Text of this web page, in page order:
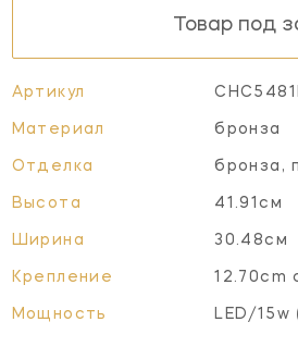
Товар под
Артикул
Материал бронза
Отделка бронза,
Высота 41.91см
Ширина 30.48см
Крепление 12.70cm
Мощность LED/15w